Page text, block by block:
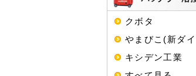
クボタ
やまびこ(新ダ
キシデン工業